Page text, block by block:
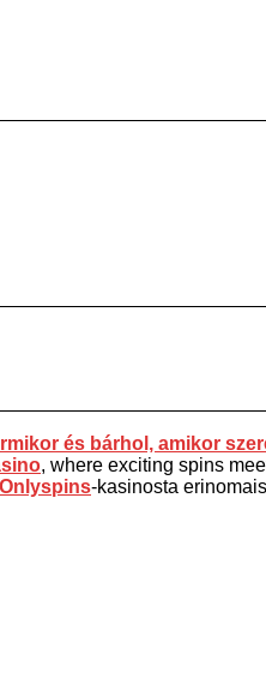
és bárhol, amikor
, where exciting spins
Onlyspins-kasinosta